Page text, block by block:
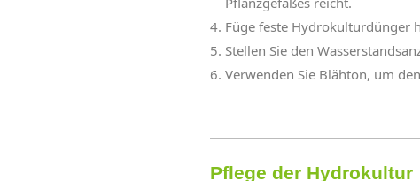
Füge feste Hydrokulturdünger
Stellen Sie den
Verwenden Sie Blähton, um
Pflege der Hydrokultur